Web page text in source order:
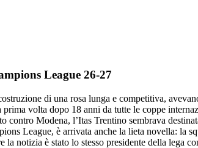
League 26-27
di una rosa lunga e competitiva,
volta dopo 18 anni da tutte le coppe
Modena, l’Itas Trentino sembrava
League, è arrivata anche la lieta novella: la
la notizia è stato lo stesso presidente della